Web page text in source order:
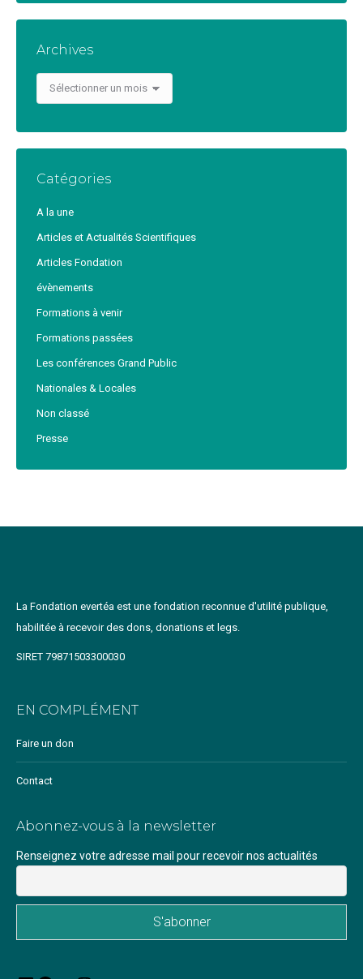
Archives
Archives
Catégories
A la une
Articles et Actualités Scientifiques
Articles Fondation
évènements
Formations à venir
Formations passées
Les conférences Grand Public
Nationales & Locales
Non classé
Presse
La Fondation evertéa est une fondation reconnue d'utilité publique,
habilitée à recevoir des dons, donations et legs.
SIRET 79871503300030
EN COMPLÉMENT
Faire un don
Contact
Abonnez-vous à la newsletter
Renseignez votre adresse mail pour recevoir nos actualités